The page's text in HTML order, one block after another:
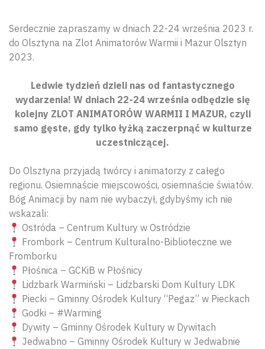
Serdecznie zapraszamy w dniach 22-24 września 2023 r.
do Olsztyna na Zlot Animatorów Warmii i Mazur Olsztyn
2023.
Ledwie tydzień dzieli nas od fantastycznego
wydarzenia! W dniach 22-24 września odbędzie się
kolejny ZLOT ANIMATORÓW WARMII I MAZUR, czyli
samo gęste, gdy tylko łyżką zaczerpnąć w kulturze
uczestniczącej.
Do Olsztyna przyjadą twórcy i animatorzy z całego
regionu. Osiemnaście miejscowości, osiemnaście światów.
Bóg Animacji by nam nie wybaczył, gdybyśmy ich nie
wskazali:
Ostróda – Centrum Kultury w Ostródzie
Frombork – Centrum Kulturalno-Biblioteczne we
Fromborku
Płośnica – GCKiB w Płośnicy
Lidzbark Warmiński – Lidzbarski Dom Kultury LDK
Piecki – Gminny Ośrodek Kultury “Pegaz” w Pieckach
Godki – #Warming
Dywity – Gminny Ośrodek Kultury w Dywitach
Jedwabno – Gminny Ośrodek Kultury w Jedwabnie